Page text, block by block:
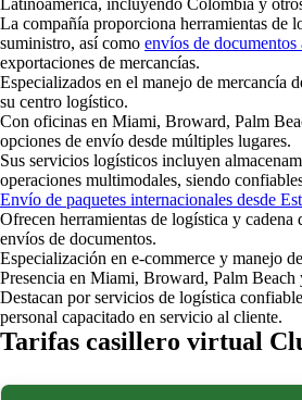
Latinoamérica, incluyendo Colombia y
La compañía proporciona herramientas de
suministro, así como envíos de documentos
exportaciones de mercancías.
Especializados en el manejo de mercancía
su centro logístico.
Con oficinas en Miami, Broward, Palm
opciones de envío desde múltiples lugares.
Sus servicios logísticos incluyen
operaciones multimodales, siendo
Envío de paquetes internacionales desde
Ofrecen herramientas de logística y cadena
envíos de documentos.
Especialización en e-commerce y manejo
Presencia en Miami, Broward, Palm Beach
Destacan por servicios de logística
personal capacitado en servicio al cliente.
Tarifas casillero virtual